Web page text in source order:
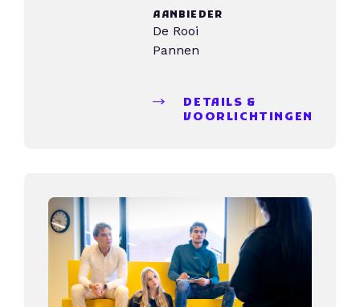
AANBIEDER
De Rooi
Pannen
DETAILS &
VOORLICHTINGEN